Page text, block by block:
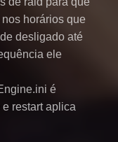
horários que
desligado até
ele
é
restart aplica